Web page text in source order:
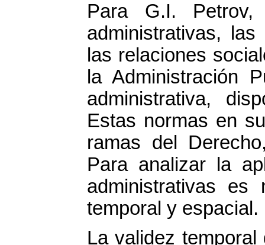
Para G.I. Petrov,
administrativas,
las relaciones
la Administración
administrativa,
Estas normas en
ramas del
Para analizar la
administrativas es
temporal y espacial.
La validez